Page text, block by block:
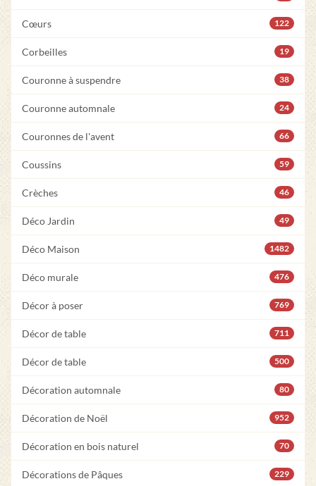
Cœurs 122
Corbeilles 19
Couronne à suspendre 38
Couronne automnale 24
Couronnes de l'avent 66
Coussins 59
Crèches 46
Déco Jardin 49
Déco Maison 1482
Déco murale 476
Décor à poser 769
Décor de table 711
Décor de table 500
Décoration automnale 80
Décoration de Noël 952
Décoration en bois naturel 70
Décorations de Pâques 229